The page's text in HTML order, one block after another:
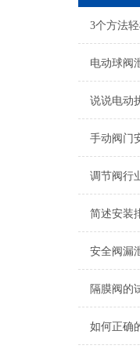
手动阀门
简述安装
安全阀漏
隔膜阀的
如何正确